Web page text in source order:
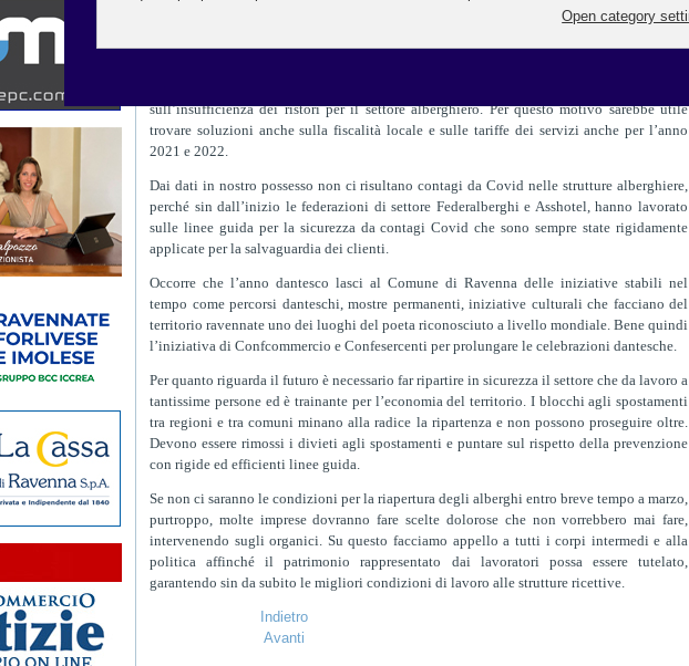
risentito pesantemente anche delle chiusure imposte alla ristorazione e alla filiera
sull’insufficienza dei ristori per il settore alberghiero. Per questo motivo sarebbe utile
trovare soluzioni anche sulla fiscalità locale e sulle tariffe dei servizi anche per l’anno
2021 e 2022.
Dai dati in nostro possesso non ci risultano contagi da Covid nelle strutture alberghiere,
perché sin dall’inizio le federazioni di settore Federalberghi e Asshotel, hanno lavorato
sulle linee guida per la sicurezza da contagi Covid che sono sempre state rigidamente
applicate per la salvaguardia dei clienti.
Occorre che l’anno dantesco lasci al Comune di Ravenna delle iniziative stabili nel
tempo come percorsi danteschi, mostre permanenti, iniziative culturali che facciano del
territorio ravennate uno dei luoghi del poeta riconosciuto a livello mondiale. Bene quindi
l’iniziativa di Confcommercio e Confesercenti per prolungare le celebrazioni dantesche.
Per quanto riguarda il futuro è necessario far ripartire in sicurezza il settore che da lavoro a
tantissime persone ed è trainante per l’economia del territorio. I blocchi agli spostamenti
tra regioni e tra comuni minano alla radice la ripartenza e non possono proseguire oltre.
Devono essere rimossi i divieti agli spostamenti e puntare sul rispetto della prevenzione
con rigide ed efficienti linee guida.
Se non ci saranno le condizioni per la riapertura degli alberghi entro breve tempo a marzo,
purtroppo, molte imprese dovranno fare scelte dolorose che non vorrebbero mai fare,
intervenendo sugli organici. Su questo facciamo appello a tutti i corpi intermedi e alla
politica affinché il patrimonio rappresentato dai lavoratori possa essere tutelato,
garantendo sin da subito le migliori condizioni di lavoro alle strutture ricettive.
Indietro
Avanti